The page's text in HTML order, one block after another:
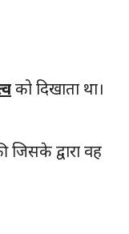
को दिखाता था।
द्वारा वह